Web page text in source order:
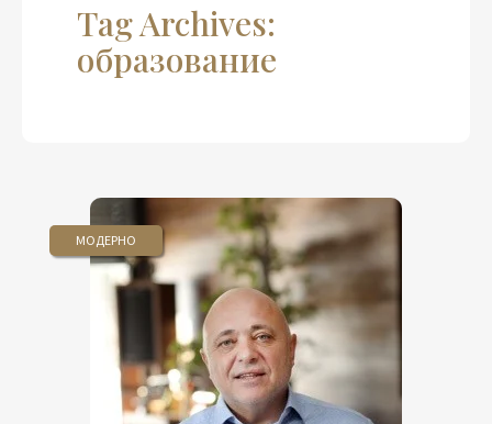
Tag Archives:
образование
МОДЕРНО